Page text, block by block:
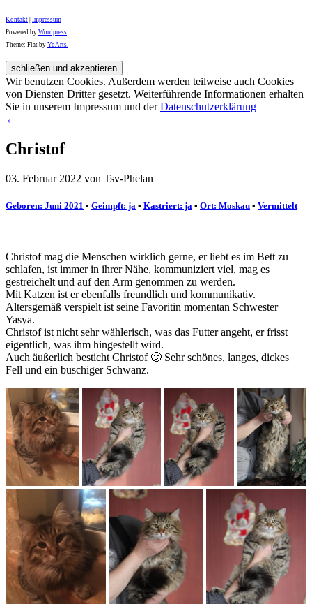
Kontakt Impressum
Powered by Wordpress
Theme: Flat by YoArts.
Wir benutzen Cookies. Außerdem werden teilweise auch Cookies
von Diensten Dritter gesetzt. Weiterführende Informationen erhalten
Sie in unserem Impressum und derDatenschutzerklärung
←
Christof
03. Februar 2022 von Tsv-Phelan
Geboren: Juni 2021 • Geimpft: ja • Kastriert: ja • Ort: Moskau • Vermittelt
Christof mag die Menschen wirklich gerne, er liebt es im Bett zu
schlafen, ist immer in ihrer Nähe, kommuniziert viel, mag es
gestreichelt und auf den Arm genommen zu werden.
Mit Katzen ist er ebenfalls freundlich und kommunikativ.
Altersgemäß verspielt ist seine Favoritin momentan Schwester
Yasya.
Christof ist nicht sehr wählerisch, was das Futter angeht, er frisst
eigentlich, was ihm hingestellt wird.
Auch äußerlich besticht Christof 🙂 Sehr schönes, langes, dickes
Fell und ein buschiger Schwanz.